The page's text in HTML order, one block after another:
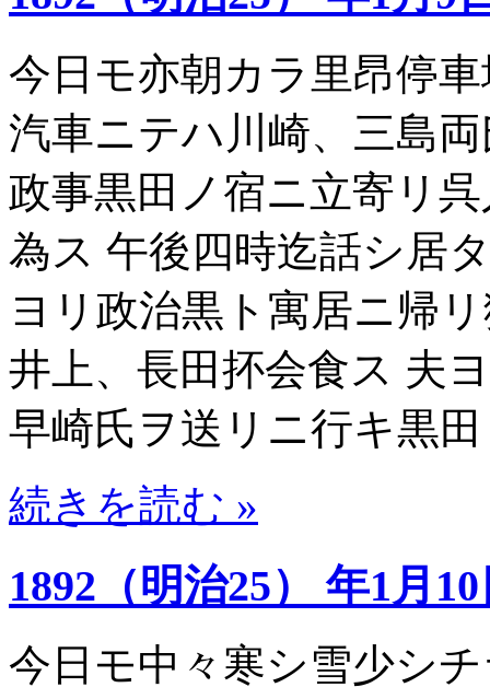
今日モ亦朝カラ里昂停
汽車ニテハ川崎、三島
政事黒田ノ宿ニ立寄リ
為ス 午後四時迄話シ居
ヨリ政治黒ト寓居ニ帰
井上、長田抔会食ス 夫
早崎氏ヲ送リニ行キ黒
続きを読む »
1892（明治25） 年1月
今日モ中々寒シ雪少シ